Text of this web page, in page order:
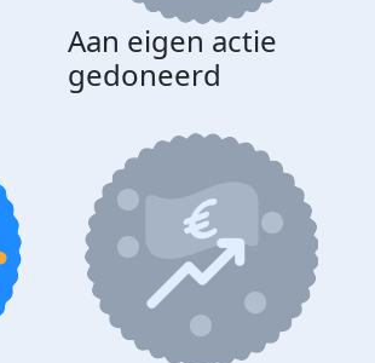
Aan eigen actie
gedoneerd